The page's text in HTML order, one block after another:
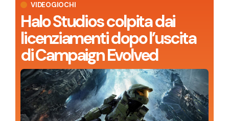
VIDEOGIOCHI
Halo Studios colpita dai
licenziamenti dopo l’uscita
di Campaign Evolved